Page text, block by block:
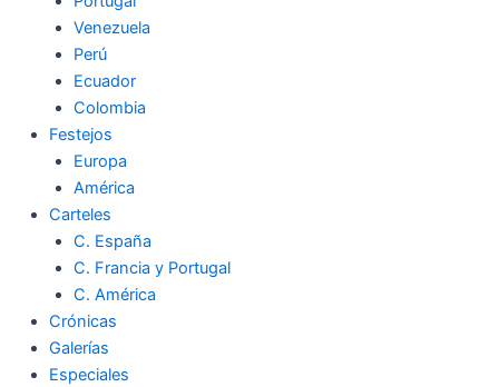
Venezuela
Perú
Ecuador
Colombia
Festejos
Europa
América
Carteles
C. España
C. Francia y Portugal
C. América
Crónicas
Galerías
Especiales